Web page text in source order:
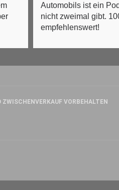
Automobils ist ein
nicht zweimal gibt.
empfehlenswert!
ZWISCHENVERKAUF VORBEHALTEN